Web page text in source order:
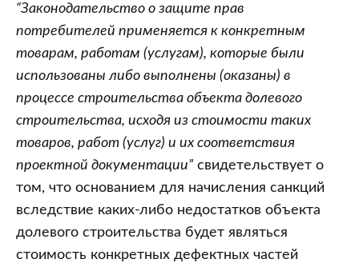
“Законодательство о защите прав
потребителей применяется к конкретным
товарам, работам (услугам), которые были
использованы либо выполнены (оказаны) в
процессе строительства объекта долевого
строительства, исходя из стоимости таких
товаров, работ (услуг) и их соответствия
проектной документации”свидетельствует о
том, что основанием для начисления санкций
вследствие каких-либо недостатков объекта
долевого строительства будет являться
стоимость конкретных дефектных частей